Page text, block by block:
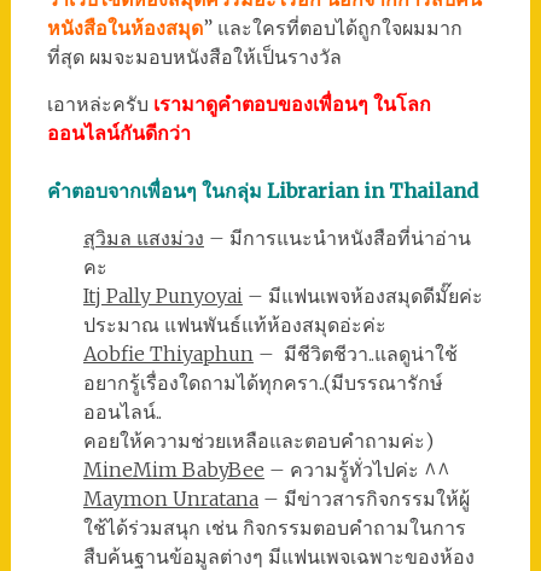
หนังสือในห้องสมุด” และใครที่ตอบได้ถูกใจผมมาก
ที่สุด ผมจะมอบหนังสือให้เป็นรางวัล
เอาหล่ะครับ เรามาดูคำตอบของเพื่อนๆ ในโลก
ออนไลน์กันดีกว่า
คำตอบจากเพื่อนๆ ในกลุ่ม Librarian in Thailand
สุวิมล แสงม่วง – มีการแนะนำหนังสือที่น่าอ่าน
คะ
Itj Pally Punyoyai – มีแฟนเพจห้องสมุดดีมั๊ยค่ะ
ประมาณ แฟนพันธ์แท้ห้องสมุดอ่ะค่ะ
Aobfie Thiyaphun – มีชีวิตชีวา..แลดูน่าใช้
อยากรู้เรื่องใดถามได้ทุกครา..(มีบรรณารักษ์
ออนไลน์..
คอยให้ความช่วยเหลือและตอบคำถามค่ะ)
MineMim BabyBee – ความรู้ทั่วไปค่ะ ^^
Maymon Unratana– มีข่าวสารกิจกรรมให้ผู้
ใช้ได้ร่วมสนุก เช่น กิจกรรมตอบคำถามในการ
สืบค้นฐานข้อมูลต่างๆ มีแฟนเพจเฉพาะของห้อง